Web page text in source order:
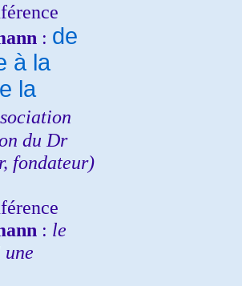
: de
à la
la
du Dr
fondateur)
: le